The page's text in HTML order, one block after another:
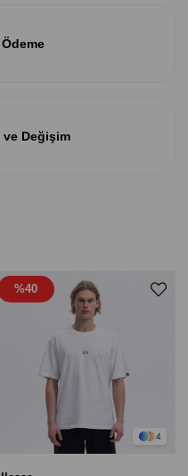
ve Değişim
4
%40